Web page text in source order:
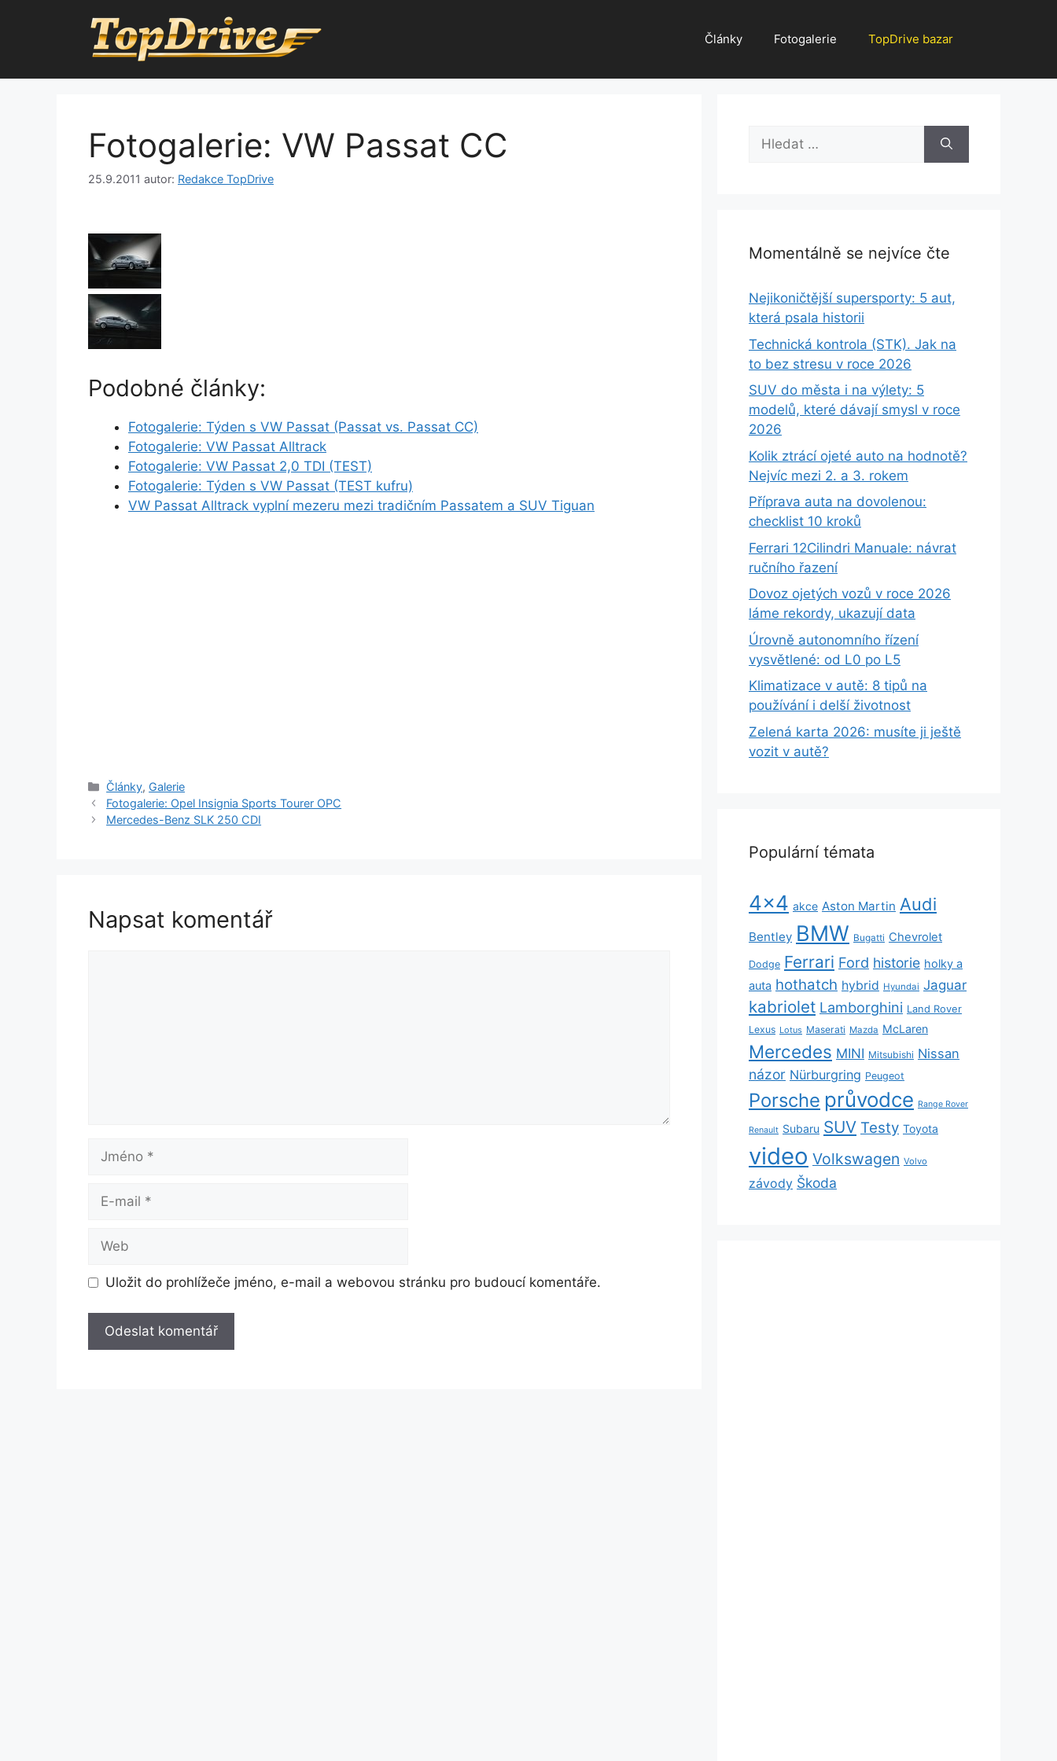
Články Fotogalerie TopDrive bazar
Fotogalerie: VW Passat CC
25.9.2011 autor: Redakce TopDrive
Podobné články:
Fotogalerie: Týden s VW Passat (Passat vs. Passat CC)
Fotogalerie: VW Passat Alltrack
Fotogalerie: VW Passat 2,0 TDI (TEST)
Fotogalerie: Týden s VW Passat (TEST kufru)
VW Passat Alltrack vyplní mezeru mezi tradičním Passatem a SUV Tiguan
Rubriky
Články, Galerie
Fotogalerie: Opel Insignia Sports Tourer OPC
Mercedes-Benz SLK 250 CDI
Napsat komentář
Jméno
Web
Uložit do prohlížeče jméno, e-mail a webovou stránku pro budoucí komentáře.
Hledat:
Momentálně se nejvíce čte
Nejikoničtější supersporty: 5 aut,
která psala historii
Technická kontrola (STK). Jak na
to bez stresu v roce 2026
SUV do města i na výlety: 5
modelů, které dávají smysl v roce
2026
Kolik ztrácí ojeté auto na hodnotě?
Nejvíc mezi 2. a 3. rokem
Příprava auta na dovolenou:
checklist 10 kroků
Ferrari 12Cilindri Manuale: návrat
ručního řazení
Dovoz ojetých vozů v roce 2026
láme rekordy, ukazují data
Úrovně autonomního řízení
vysvětlené: od L0 po L5
Klimatizace v autě: 8 tipů na
používání i delší životnost
Zelená karta 2026: musíte ji ještě
vozit v autě?
Populární témata
4x4 akce Aston Martin Audi
Bentley BMW Bugatti Chevrolet
Dodge Ferrari Ford historie holky a
auta hothatch hybrid Hyundai Jaguar
kabriolet Lamborghini Land Rover
Lexus Lotus Maserati Mazda McLaren
Mercedes MINI Mitsubishi Nissan
názor Nürburgring Peugeot
Porsche průvodce Range Rover
Renault Subaru SUV Testy Toyota
video Volkswagen Volvo
závody Škoda